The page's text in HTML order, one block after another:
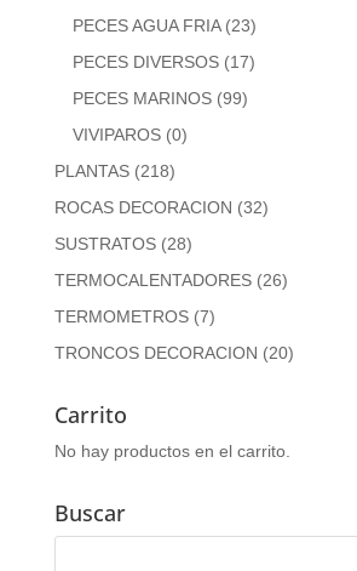
PECES AGUA FRIA (23)
PECES DIVERSOS (17)
PECES MARINOS (99)
VIVIPAROS (0)
PLANTAS (218)
ROCAS DECORACION (32)
SUSTRATOS (28)
TERMOCALENTADORES (26)
TERMOMETROS (7)
TRONCOS DECORACION (20)
Carrito
No hay productos en el carrito.
Buscar